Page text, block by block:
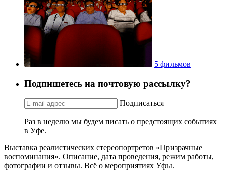
5 фильмов
Подпишетесь на почтовую рассылку?
Подписаться
Раз в неделю мы будем писать о предстоящих событиях
в Уфе.
Выставка реалистических стереопортретов «Призрачные
воспоминания». Описание, дата проведения, режим работы,
фотографии и отзывы. Всё о мероприятиях Уфы.